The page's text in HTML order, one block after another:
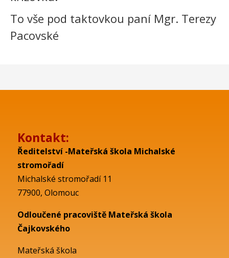
To vše pod taktovkou paní Mgr. Terezy
Pacovské
Kontakt:
Ředitelství -Mateřská škola Michalské
stromořadí
Michalské stromořadí 11
77900, Olomouc
Odloučené pracoviště Mateřská škola
Čajkovského
Mateřská škola